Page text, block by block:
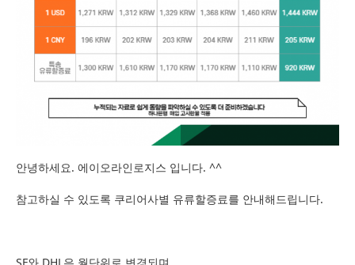
안녕하세요. 에이오라인로지스 입니다. ^^
참고하실 수 있도록 쿠리어사별 유류할증료를 안내해드립니다.
SF와 DHL은 월단위로 변경되며